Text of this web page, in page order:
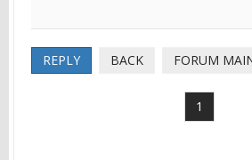
REPLY BACK FORUM
1